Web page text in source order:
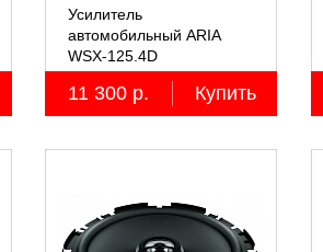
Усилитель
автомобильный ARIA
WSX-125.4D
четырёхканальный,
4х125Вт (4Ом)
11 300 р. Купить